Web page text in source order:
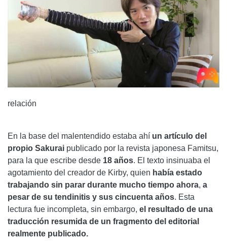
relación
En la base del malentendido estaba ahí un artículo del
propio Sakurai publicado por la revista japonesa Famitsu,
para la que escribe desde 18 años. El texto insinuaba el
agotamiento del creador de Kirby, quien había estado
trabajando sin parar durante mucho tiempo ahora, a
pesar de su tendinitis y sus cincuenta años. Esta
lectura fue incompleta, sin embargo, el resultado de una
traducción resumida de un fragmento del editorial
realmente publicado.